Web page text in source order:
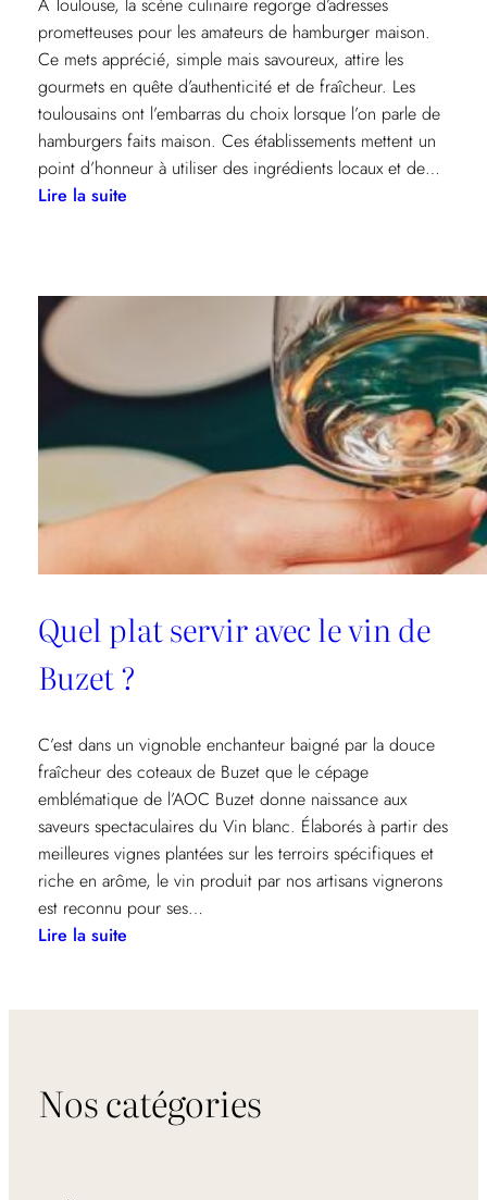
À Toulouse, la scène culinaire regorge d’adresses
prometteuses pour les amateurs de hamburger maison.
Ce mets apprécié, simple mais savoureux, attire les
gourmets en quête d’authenticité et de fraîcheur. Les
toulousains ont l’embarras du choix lorsque l’on parle de
hamburgers faits maison. Ces établissements mettent un
point d’honneur à utiliser des ingrédients locaux et de…
Lire la suite:
délicieux
à
Quel plat servir avec le vin de
Buzet ?
C’est dans un vignoble enchanteur baigné par la douce
fraîcheur des coteaux de Buzet que le cépage
emblématique de l’AOC Buzet donne naissance aux
saveurs spectaculaires du Vin blanc. Élaborés à partir des
meilleures vignes plantées sur les terroirs spécifiques et
riche en arôme, le vin produit par nos artisans vignerons
est reconnu pour ses…
Lire la suite:
servir
vin
de
Nos catégories